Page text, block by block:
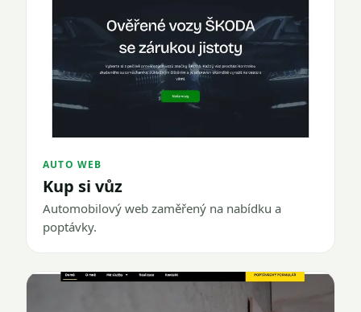
AUTO WEB
Kup si vůz
Automobilový web zaměřený na nabídku a
poptávky.